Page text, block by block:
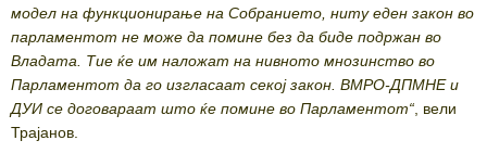
модел на функционирање на Собранието, ниту еден закон во
парламентот не може да помине без да биде подржан во
Владата. Тие ќе им наложат на нивното мнозинство во
Парламентот да го изгласаат секој закон. ВМРО-ДПМНЕ и
ДУИ се договараат што ќе помине во Парламентот“ , вели
Трајанов.